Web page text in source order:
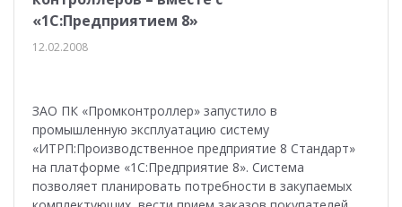
«1С:Предприятием 8»
12.02.2008
ЗАО ПК «Промконтроллер» запустило в
промышленную эксплуатацию систему
«ИТРП:Производственное предприятие 8 Стандарт»
на платформе «1С:Предприятие 8». Система
позволяет планировать потребности в закупаемых